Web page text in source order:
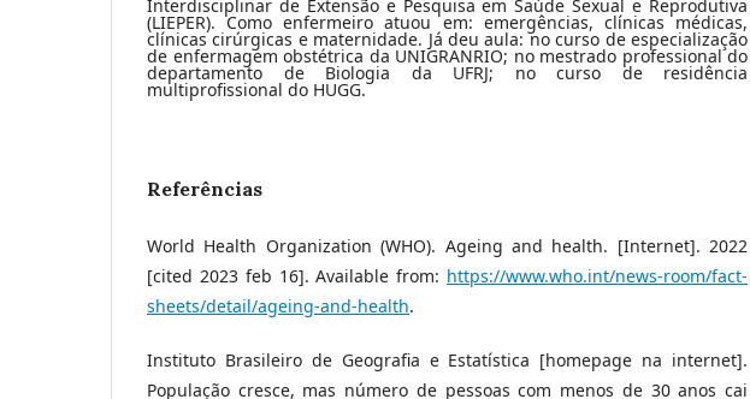
Interdisciplinar de Extensão e Pesquisa em Saúde Sexual e Reprodutiva
(LIEPER). Como enfermeiro atuou em: emergências, clínicas médicas,
clínicas cirúrgicas e maternidade. Já deu aula: no curso de especialização
de enfermagem obstétrica da UNIGRANRIO; no mestrado professional do
departamento de Biologia da UFRJ; no curso de residência
multiprofissional do HUGG.
Referências
World Health Organization (WHO). Ageing and health. [Internet]. 2022
[cited 2023 feb 16]. Available from: https://www.who.int/news-room/fact-
sheets/detail/ageing-and-health.
Instituto Brasileiro de Geografia e Estatística [homepage na internet].
População cresce, mas número de pessoas com menos de 30 anos cai